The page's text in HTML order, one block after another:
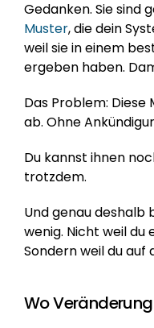
Muster, die dein
weil sie in einem
ergeben haben.
Das Problem:
ab. Ohne
Du kannst ihnen
trotzdem.
Und genau deshalb
wenig. Nicht weil
Sondern weil du auf
Wo